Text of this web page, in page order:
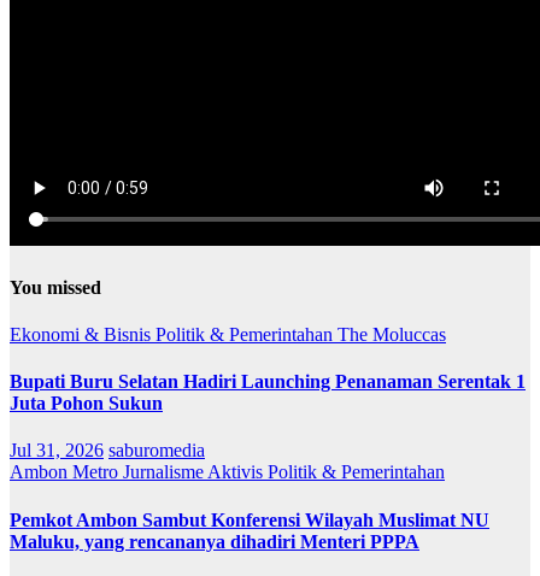
You missed
Ekonomi & Bisnis Politik & Pemerintahan The Moluccas
Bupati Buru Selatan Hadiri Launching Penanaman Serentak 1
Juta Pohon Sukun
Jul 31, 2026 saburomedia
Ambon Metro Jurnalisme Aktivis Politik & Pemerintahan
Pemkot Ambon Sambut Konferensi Wilayah Muslimat NU
Maluku, yang rencananya dihadiri Menteri PPPA